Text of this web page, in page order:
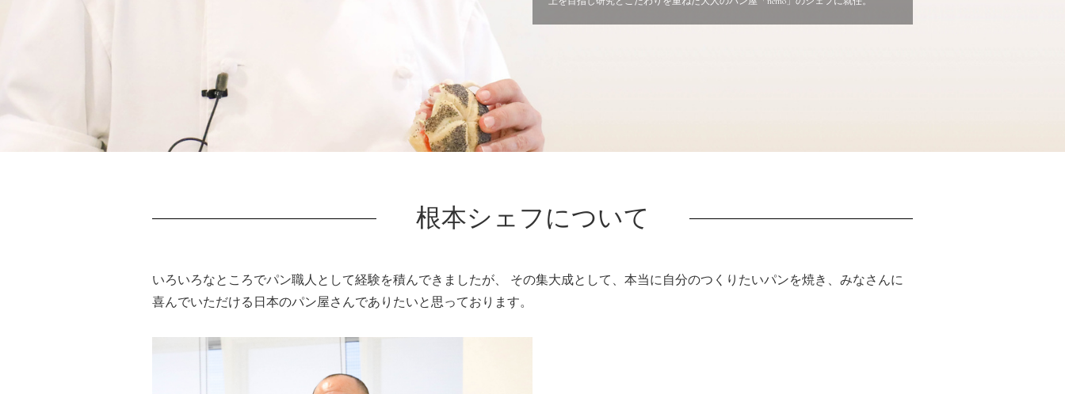
利用規約
お問い合わせ
根本シェフについて
いろいろなところでパン職人として経験を積んできましたが、 その集大成として、本当に自分のつくりたいパンを焼き、みなさんに
喜んでいただける日本のパン屋さんでありたいと思っております。